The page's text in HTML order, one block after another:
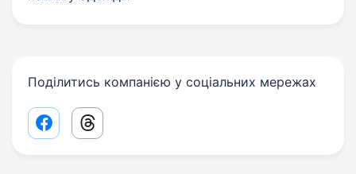
Поділитись компанією у соціальних мережах
Facebook share link
Threads share link